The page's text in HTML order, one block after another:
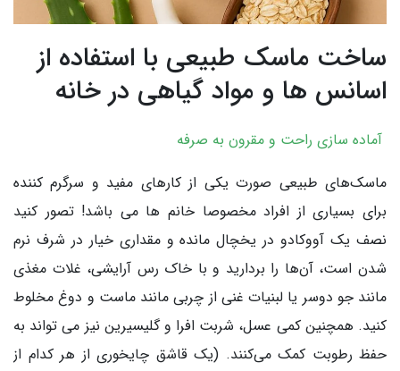
ساخت ماسک طبیعی با استفاده از
اسانس ها و مواد گیاهی در خانه
آماده سازی راحت و مقرون به صرفه
ماسک‌های طبیعی صورت یکی از کارهای مفید و سرگرم کننده
برای بسیاری از افراد مخصوصا خانم ها می باشد! تصور کنید
نصف یک آووکادو در یخچال مانده و مقداری خیار در شرف نرم
شدن است، آن‌ها را بردارید و با خاک رس آرایشی، غلات مغذی
مانند جو دوسر یا لبنیات غنی از چربی مانند ماست و دوغ مخلوط
کنید. همچنین کمی عسل، شربت افرا و گلیسیرین نیز می تواند به
حفظ رطوبت کمک می‌کنند. (یک قاشق چایخوری از هر کدام از